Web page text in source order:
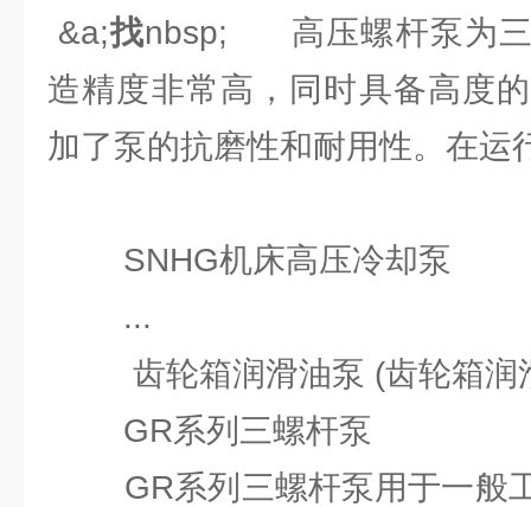
&a;找nbsp; 高压螺杆泵为三
造精度非常高，同时具备高度
加了泵的抗磨性和耐用性。在运
SNHG机床高压冷却泵
...
齿轮箱润滑油泵 (齿轮箱润
GR系列三螺杆泵
GR系列三螺杆泵用于一般